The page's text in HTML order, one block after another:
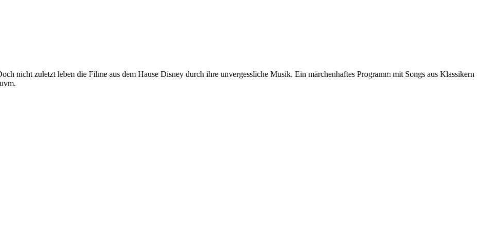
nicht zuletzt leben die Filme aus dem Hause Disney durch ihre unvergessliche Musik. Ein märchenhaftes Programm mit Songs aus Klassikern